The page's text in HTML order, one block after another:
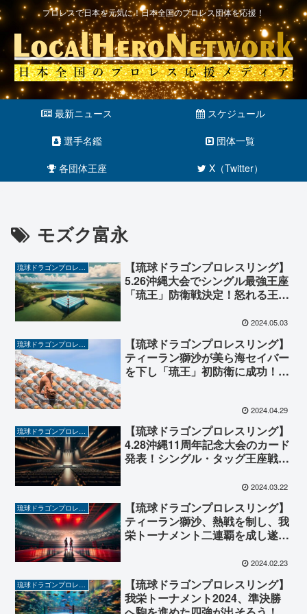
プロレスで日本を元気に！日本全国のプロレス団体を応援！
最新ニュース
スケジュール
選手名鑑
団体一覧
各団体王座
X（Twitter）
モズク富永
琉球ドラゴンプロレスリング
【琉球ドラゴンプロレスリング】
5.26沖縄大会でシングル最強王座
「琉王」防衛戦決定！怒れる王者
2024.05.03
【琉球ドラゴンプロレスリング】
ティーラン獅沙が美ら海セイバー
を下し「琉王」初防衛に成功！次
2024.04.29
琉球ドラゴンプロレスリング
【琉球ドラゴンプロレスリング】
4.28沖縄11周年記念大会のカード
発表！シングル・タッグ王座戦に
2024.03.22
琉球ドラゴンプロレスリング
【琉球ドラゴンプロレスリング】
ティーラン獅沙、熱戦を制し、我
栄トーナメント二連覇を成し遂げ
バーとのシングル王座防衛戦へ！
2024.02.23
【琉球ドラゴンプロレスリング】
我栄トーナメント2024、準決勝